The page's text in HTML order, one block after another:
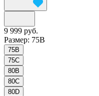
9 999 руб.
Размер: 75B
75B
75C
80B
80C
80D